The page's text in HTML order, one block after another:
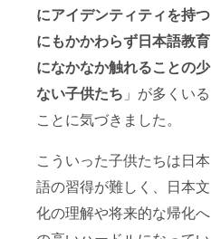
にアイデンティティを持つ
にもかかわらず日本語教育
になかなか触れることの少
ない子供たち 」が多くいる
ことに気づきました。
こういった子供たちは日本
語の習得が難しく、日本文
化の理解や将来的な帰化へ